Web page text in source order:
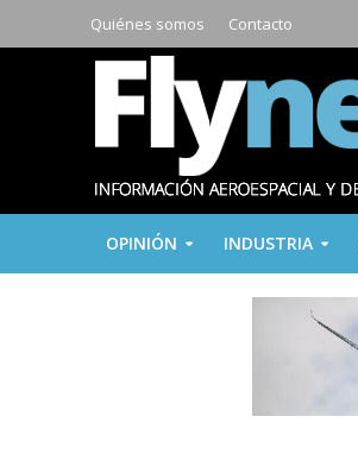
Quiénes somos Contacto
OPINIÓN INDUSTRIA